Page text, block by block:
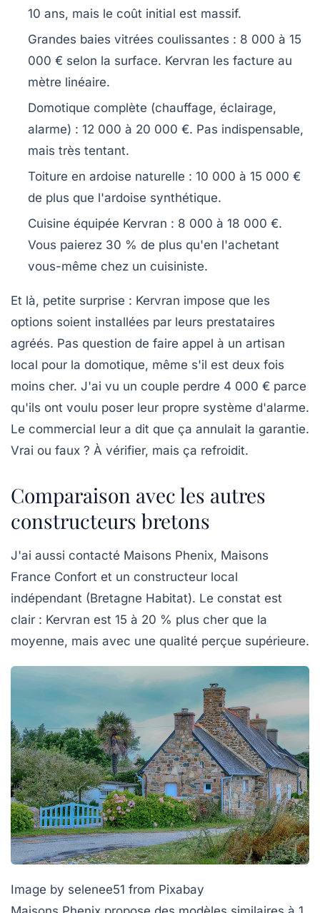
10 ans, mais le coût initial est massif.
Grandes baies vitrées coulissantes : 8 000 à 15
000 € selon la surface. Kervran les facture au
mètre linéaire.
Domotique complète (chauffage, éclairage,
alarme) : 12 000 à 20 000 €. Pas indispensable,
mais très tentant.
Toiture en ardoise naturelle : 10 000 à 15 000 €
de plus que l'ardoise synthétique.
Cuisine équipée Kervran : 8 000 à 18 000 €.
Vous paierez 30 % de plus qu'en l'achetant
vous-même chez un cuisiniste.
Et là, petite surprise : Kervran impose que les
options soient installées par leurs prestataires
agréés. Pas question de faire appel à un artisan
local pour la domotique, même s'il est deux fois
moins cher. J'ai vu un couple perdre 4 000 € parce
qu'ils ont voulu poser leur propre système d'alarme.
Le commercial leur a dit que ça annulait la garantie.
Vrai ou faux ? À vérifier, mais ça refroidit.
Comparaison avec les autres
constructeurs bretons
J'ai aussi contacté Maisons Phenix, Maisons
France Confort et un constructeur local
indépendant (Bretagne Habitat). Le constat est
clair : Kervran est 15 à 20 % plus cher que la
moyenne, mais avec une qualité perçue supérieure.
Image by selenee51 from Pixabay